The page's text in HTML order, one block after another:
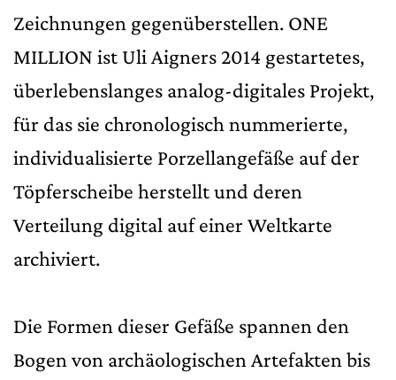
Zeichnungen gegenüberstellen. ONE
MILLION ist Uli Aigners 2014 gestartetes,
überlebenslanges analog-digitales Projekt,
für das sie chronologisch nummerierte,
individualisierte Porzellangefäße auf der
Töpferscheibe herstellt und deren
Verteilung digital auf einer Weltkarte
archiviert.
Die Formen dieser Gefäße spannen den
Bogen von archäologischen Artefakten bis